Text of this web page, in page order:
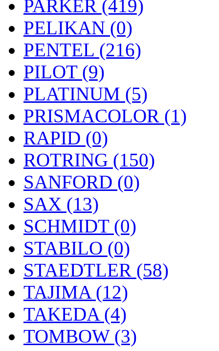
PARKER (419)
PELIKAN (0)
PENTEL (216)
PILOT (9)
PLATINUM (5)
PRISMACOLOR (1)
RAPID (0)
ROTRING (150)
SANFORD (0)
SAX (13)
SCHMIDT (0)
STABILO (0)
STAEDTLER (58)
TAJIMA (12)
TAKEDA (4)
TOMBOW (3)